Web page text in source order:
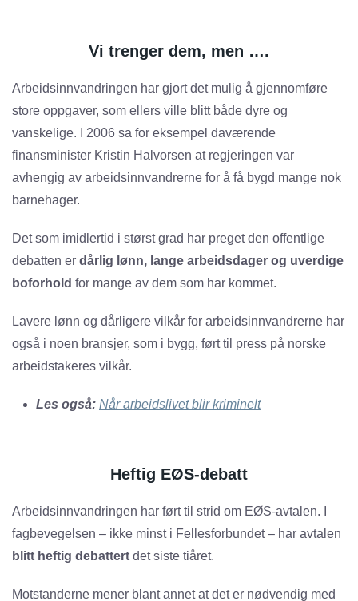
Vi trenger dem, men ….
Arbeidsinnvandringen har gjort det mulig å gjennomføre
store oppgaver, som ellers ville blitt både dyre og
vanskelige. I 2006 sa for eksempel daværende
finansminister Kristin Halvorsen at regjeringen var
avhengig av arbeidsinnvandrerne for å få bygd mange nok
barnehager.
Det som imidlertid i størst grad har preget den offentlige
debatten er dårlig lønn, lange arbeidsdager og uverdige
boforhold for mange av dem som har kommet.
Lavere lønn og dårligere vilkår for arbeidsinnvandrerne har
også i noen bransjer, som i bygg, ført til press på norske
arbeidstakeres vilkår.
Les også: Når arbeidslivet blir kriminelt
Heftig EØS-debatt
Arbeidsinnvandringen har ført til strid om EØS-avtalen. I
fagbevegelsen – ikke minst i Fellesforbundet – har avtalen
blitt heftig debattert det siste tiåret.
Motstanderne mener blant annet at det er nødvendig med